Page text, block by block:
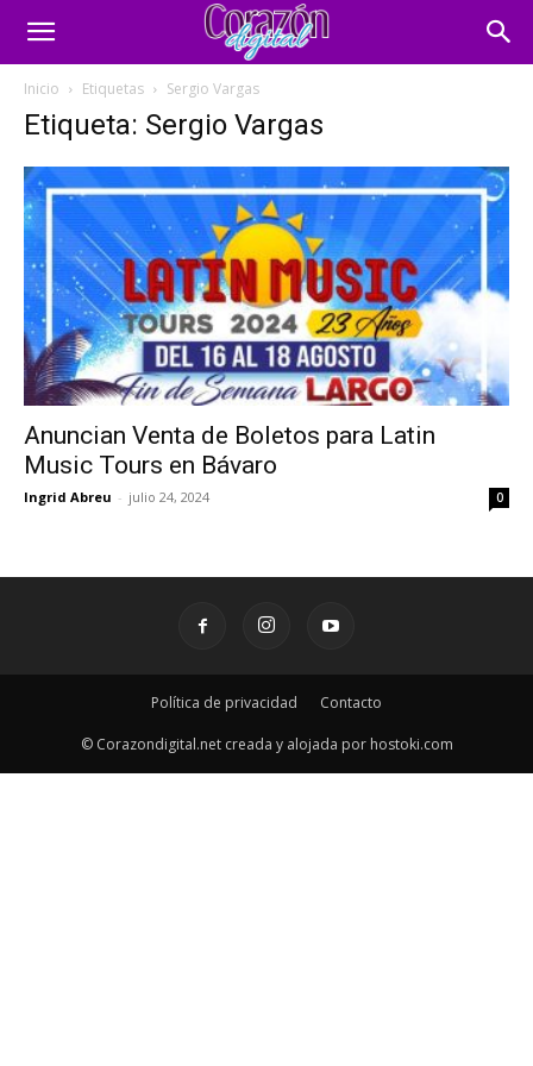
Inicio Etiquetas Sergio Vargas
Etiqueta: Sergio Vargas
Anuncian Venta de Boletos para Latin
Music Tours en Bávaro
Ingrid Abreu - julio 24, 2024 0
Política de privacidad Contacto
© Corazondigital.net creada y alojada por hostoki.com